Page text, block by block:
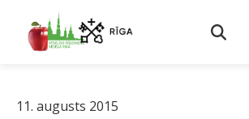
11. augusts 2015